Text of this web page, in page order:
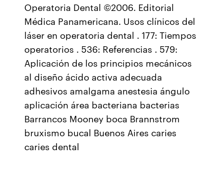
Operatoria Dental ©2006. Editorial
Médica Panamericana. Usos clínicos del
láser en operatoria dental . 177: Tiempos
operatorios . 536: Referencias . 579:
Aplicación de los principios mecánicos
al diseño ácido activa adecuada
adhesivos amalgama anestesia ángulo
aplicación área bacteriana bacterias
Barrancos Mooney boca Brannstrom
bruxismo bucal Buenos Aires caries
caries dental